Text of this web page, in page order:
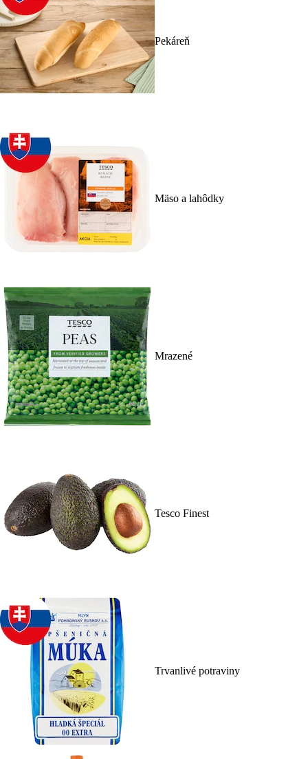
Pekáreň
Mäso a lahôdky
Mrazené
Tesco Finest
Trvanlivé potraviny